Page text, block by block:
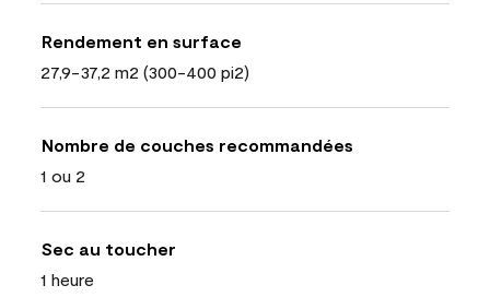
Rendement en surface
27,9-37,2 m2 (300-400 pi2)
Nombre de couches recommandées
1 ou 2
Sec au toucher
1 heure